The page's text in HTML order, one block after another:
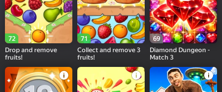
72
Drop and remove
fruits!
71
Collect and remove 3
fruits!
69
Diamond Dungeon -
Match 3